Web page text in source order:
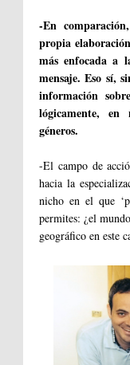
-En
propia
más enfocada a
mensaje. Eso sí,
información
lógicamente, en
géneros.
-El campo de
hacia la
nicho en el que
permites: ¿el
geográfico en este